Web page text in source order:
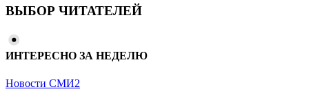
ВЫБОР ЧИТАТЕЛЕЙ
ИНТЕРЕСНО ЗА НЕДЕЛЮ
Новости СМИ2